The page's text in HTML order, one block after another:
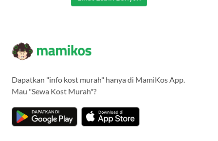
Dapatkan "info kost murah" hanya di MamiKos App.
Mau "Sewa Kost Murah"?